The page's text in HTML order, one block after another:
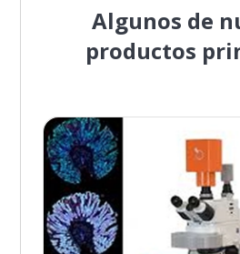
Algunos de
productos